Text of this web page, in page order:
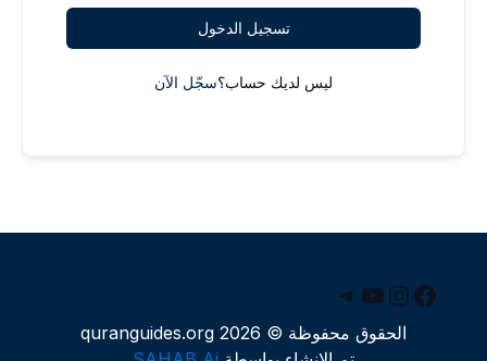
تسجيل الدخول
ليس لديك حساب؟سجّل الآن
فيسبوكإنستجرام
يوتيوب
تيليجرام
الحقوق محفوظة © 2026 quranguides.org